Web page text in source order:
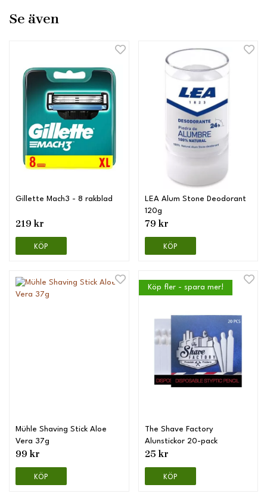
Se även
Gillette Mach3 - 8 rakblad
219 kr
KÖP
LEA Alum Stone Deodorant
120g
79 kr
KÖP
Mühle Shaving Stick Aloe
Vera 37g
99 kr
KÖP
Köp fler - spara mer!
The Shave Factory
Alunstickor 20-pack
25 kr
KÖP